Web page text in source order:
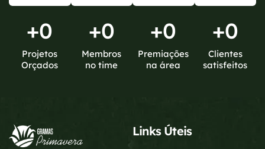
+0
Projetos
Orçados
+0
Membros
no time
+0
Premiações
na área
+0
Clientes
satisfeitos
Links Úteis